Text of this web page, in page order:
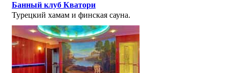
Банный клуб Кватори
Турецкий хамам и финская сауна.